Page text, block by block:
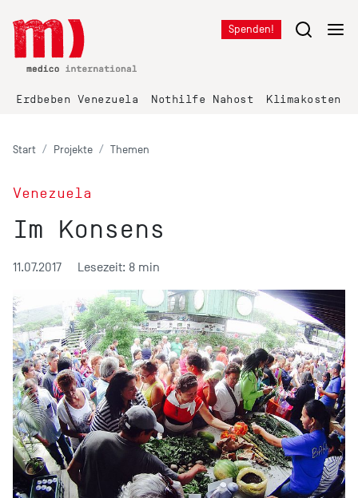
Spenden!
Erdbeben Venezuela Nothilfe Nahost Klimakosten
Start Projekte Themen
Venezuela
Im Konsens
11.07.2017 Lesezeit: 8 min